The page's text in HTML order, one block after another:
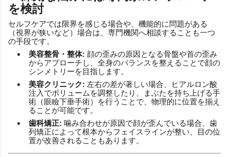
を検討
セルフケアでは限界を感じる場合や、機能的に問題がある
（視界が狭いなど）場合は、専門機関へ相談することも一つ
の手段です。
美容整骨・整体: 顔の歪みの原因となる骨盤や首の歪み
からアプローチし、全身のバランスを整えることで顔の
シンメトリーを目指します。
美容クリニック: 左右の差が著しい場合、ヒアルロン酸
注入でボリュームを調整したり、まぶたを持ち上げる手
術（眼瞼下垂手術）を行うことで、物理的に位置を揃え
ることが可能です。
歯科矯正: 噛み合わせが原因で顔が歪んでいる場合、歯
列矯正によって根本からフェイスラインが整い、目の位
置が改善されることもあります。